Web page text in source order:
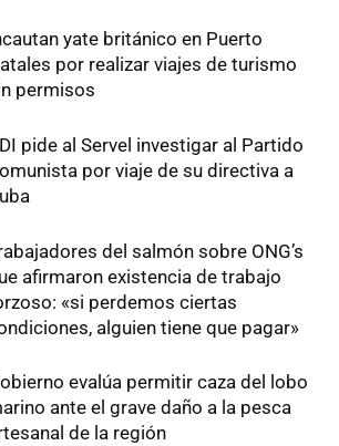
yate británico en Puerto
por realizar viajes de turismo
permisos
pide al Servel investigar al Partido
por viaje de su directiva a
del salmón sobre ONG’s
afirmaron existencia de trabajo
«si perdemos ciertas
alguien tiene que pagar»
evalúa permitir caza del lobo
ante el grave daño a la pesca
de la región